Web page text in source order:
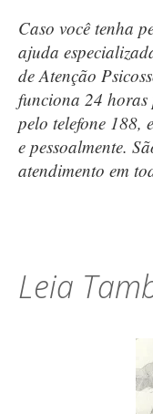
Caso você tenha
ajuda
de Atenção
funciona 24 horas
pelo telefone 188,
e pessoalmente.
atendimento em
Leia